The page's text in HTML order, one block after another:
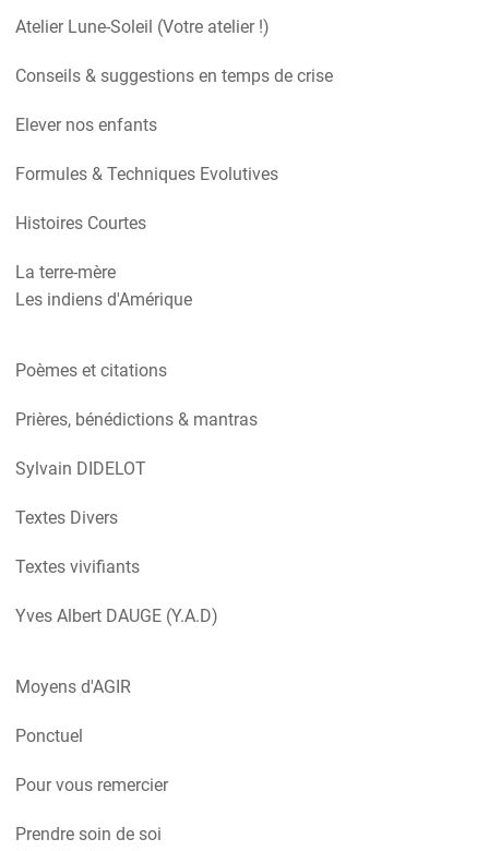
Atelier Lune-Soleil (Votre atelier !)
Conseils & suggestions en temps de crise
Elever nos enfants
Formules & Techniques Evolutives
Histoires Courtes
La terre-mère
Les indiens d'Amérique
Poèmes et citations
Prières, bénédictions & mantras
Sylvain DIDELOT
Textes Divers
Textes vivifiants
Yves Albert DAUGE (Y.A.D)
Moyens d'AGIR
Ponctuel
Pour vous remercier
Prendre soin de soi